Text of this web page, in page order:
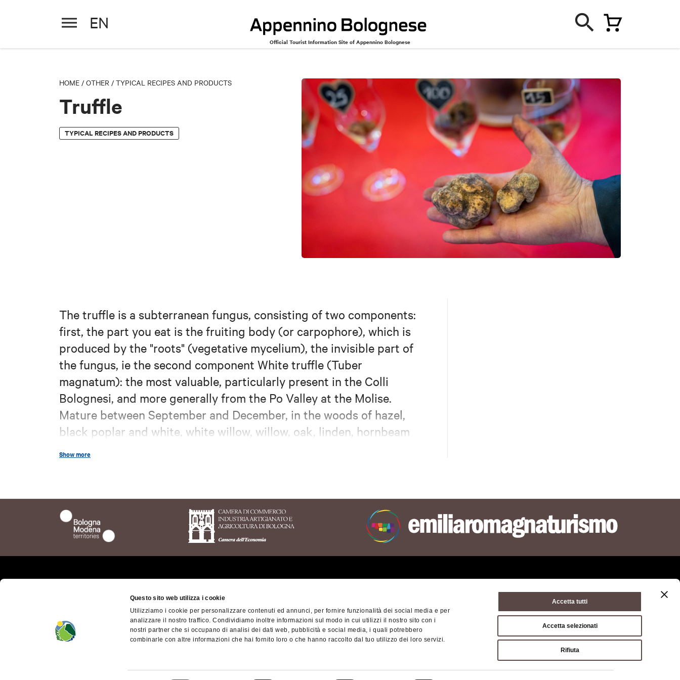
Questo sito web utilizza i cookie
Utilizziamo i cookie per personalizzare contenuti ed annunci, per fornire funzionalità dei social media e per
analizzare il nostro traffico. Condividiamo inoltre informazioni sul modo in cui utilizzi il nostro sito con i
nostri partner che si occupano di analisi dei dati web, pubblicità e social media, i quali potrebbero
combinarle con altre informazioni che hai fornito loro o che hanno raccolto dal tuo utilizzo dei loro servizi.
Accetta tutti
Accetta selezionati
Rifiuta
EN
Official Tourist Information Site of Appennino Bolognese
HOME / OTHER / TYPICAL RECIPES AND PRODUCTS
Truffle
TYPICAL RECIPES AND PRODUCTS
The truffle is a subterranean fungus, consisting of two components:
first, the part you eat is the fruiting body (or carpophore), which is
produced by the "roots" (vegetative mycelium), the invisible part of
the fungus, ie the second component White truffle (Tuber
magnatum): the most valuable, particularly present in the Colli
Bolognesi, and more generally from the Po Valley at the Molise.
Mature between September and December, in the woods of hazel,
black poplar and white, white willow, willow, oak, linden, hornbeam
Show more
Getting here
Contacts
Bolognese area
Bologna-Modena Tourist
Territory
Privacy policy Terms of purchase
© Città metropolitana di Bologna, Via Zamboni, 13 40126 Bologna - VAT/Tax code
051 659 8111- Certified mail:
cm.bo@cert.cittametropolitana.bo.it